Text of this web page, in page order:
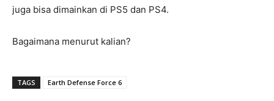
juga bisa dimainkan di PS5 dan PS4.
Bagaimana menurut kalian?
TAGS Earth Defense Force 6